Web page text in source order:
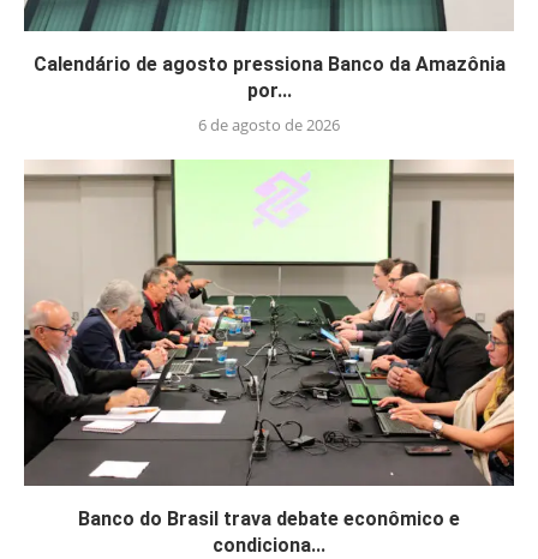
Calendário de agosto pressiona Banco da Amazônia
por...
6 de agosto de 2026
Banco do Brasil trava debate econômico e
condiciona...